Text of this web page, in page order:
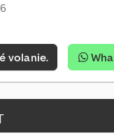
volanie.